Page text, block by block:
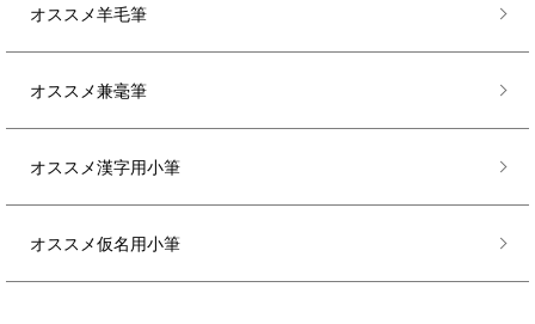
オススメ羊毛筆
オススメ兼毫筆
オススメ漢字用小筆
オススメ仮名用小筆